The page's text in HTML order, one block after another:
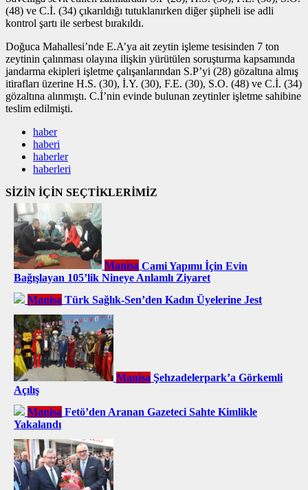
(48) ve C.İ. (34) çıkarıldığı tutuklanırken diğer şüpheli ise adli
kontrol şartı ile serbest bırakıldı.
Doğuca Mahallesi’nde E.A’ya ait zeytin işleme tesisinden 7 ton
zeytinin çalınması olayına ilişkin yürütülen soruşturma kapsamında
jandarma ekipleri işletme çalışanlarından S.P’yi (28) gözaltına almış
itirafları üzerine H.S. (30), İ.Y. (30), F.E. (30), S.O. (48) ve C.İ. (34)
gözaltına alınmıştı. C.İ’nin evinde bulunan zeytinler işletme sahibine
teslim edilmişti.
haber
haberi
haberler
haberleri
SİZİN İÇİN SEÇTİKLERİMİZ
Manisa Cami Yapımı İçin Evin
Bağışlayan 105’lik Nineye Anlamlı Ziyaret
Manisa Türk Sağlık-Sen’den Kadın Üyelerine Jest
Manisa Şehzadelerpark’a Görkemli
Açılış
Manisa Fetö’den Aranan Gazeteci Sahte Kimlikle
Yakalandı